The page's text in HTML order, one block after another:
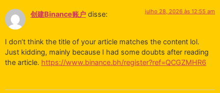
创建Binance账户 disse: julho 28, 2026 às 12:55 am
I don’t think the title of your article matches the content lol.
Just kidding, mainly because I had some doubts after reading
the article. https://www.binance.bh/register?ref=QCGZMHR6